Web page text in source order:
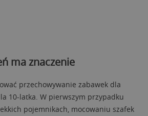
ma znaczenie
przechowywanie zabawek dla
10-latka. W pierwszym przypadku
pojemnikach, mocowaniu szafek